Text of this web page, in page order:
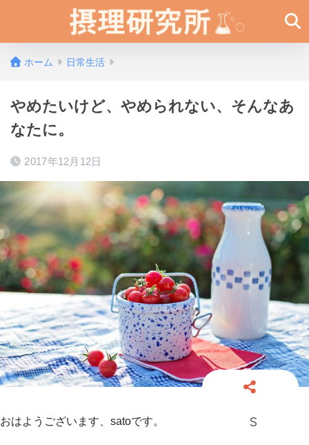
ホーム 日常生活
やめたいけど、やめられない、そんなあ
なたに。
2017年12月12日
おはようございます、satoです。